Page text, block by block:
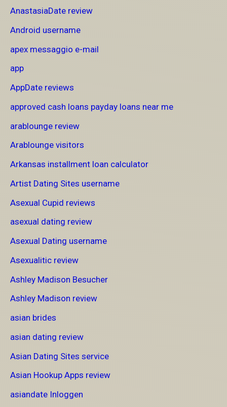
AnastasiaDate review
Android username
apex messaggio e-mail
app
AppDate reviews
approved cash loans payday loans near me
arablounge review
Arablounge visitors
Arkansas installment loan calculator
Artist Dating Sites username
Asexual Cupid reviews
asexual dating review
Asexual Dating username
Asexualitic review
Ashley Madison Besucher
Ashley Madison review
asian brides
asian dating review
Asian Dating Sites service
Asian Hookup Apps review
asiandate Inloggen